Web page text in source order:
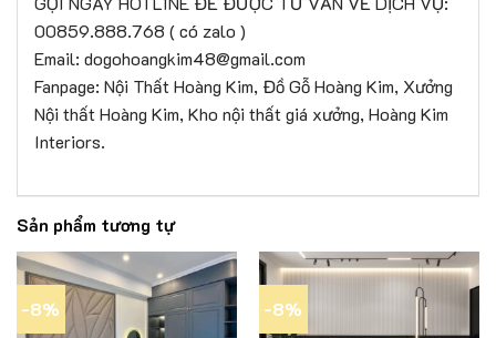
00859.888.768 ( có zalo )
Email: dogohoangkim48@gmail.com
Fanpage: Nội Thất Hoàng Kim, Đồ Gỗ Hoàng Kim, Xưởng
Nội thất Hoàng Kim, Kho nội thất giá xưởng, Hoàng Kim
Interiors.
Sản phẩm tương tự
-8% -8%